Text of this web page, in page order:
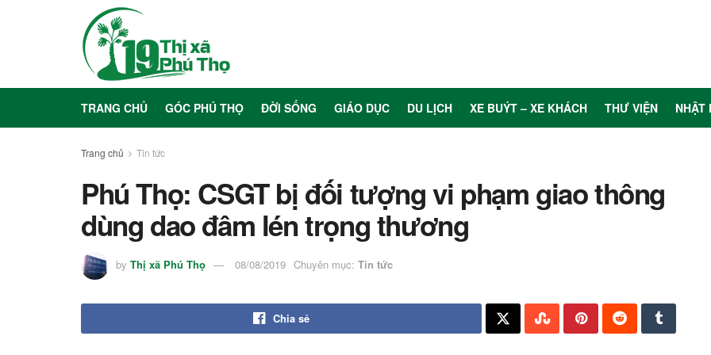
TRANG CHỦ GÓC PHÚ THỌ ĐỜI SỐNG GIÁO DỤC DU LỊCH XE BUÝT – XE KHÁCH THƯ VIỆN NHẬT
Trang chủ Tin tức
Phú Thọ: CSGT bị đối tượng vi phạm giao thông
dùng dao đâm lén trọng thương
by Thị xã Phú Thọ 08/08/2019 Chuyên mục: Tin tức
Chia sẻ